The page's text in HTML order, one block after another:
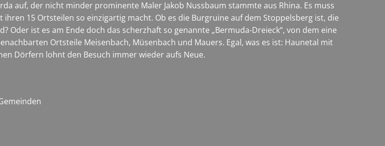
auf, der nicht minder prominente Maler Jakob Nussbaum stammte aus Rhina. Es muss
15 Ortsteilen so einzigartig macht. Ob es die Burgruine auf dem Stoppelsberg ist, die
Oder ist es am Ende doch das scherzhaft so genannte „Bermuda-Dreieck“, von dem eine
Ortsteile Meisenbach, Müsenbach und Mauers. Egal, was es ist: Haunetal mit
Dörfern lohnt den Besuch immer wieder aufs Neue.